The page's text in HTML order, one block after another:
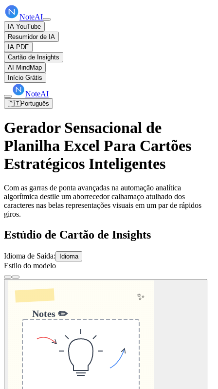
NoteAI
IA YouTube
Resumidor de IA
IA PDF
Cartão de Insights
AI MindMap
Início Grátis
NoteAI
🇵🇹Português
Gerador Sensacional de
Planilha Excel Para Cartões
Estratégicos Inteligentes
Com as garras de ponta avançadas na automação analítica
algorítmica destile um aborrecedor calhamaço atulhado dos
caracteres nas belas representações visuais em um par de rápidos
giros.
Estúdio de Cartão de Insights
Idioma de Saída: Idioma
Estilo do modelo